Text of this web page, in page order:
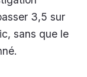
3,5 sur
sans que le